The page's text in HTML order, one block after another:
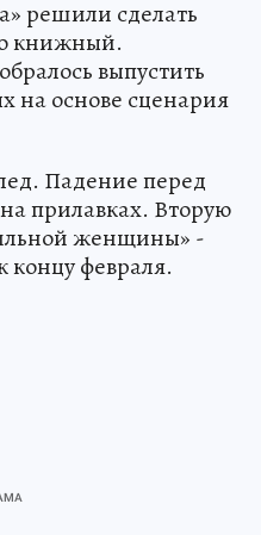
решили сделать
книжный.
выпустить
на основе сценария
Падение перед
прилавках. Вторую
женщины» -
концу февраля.